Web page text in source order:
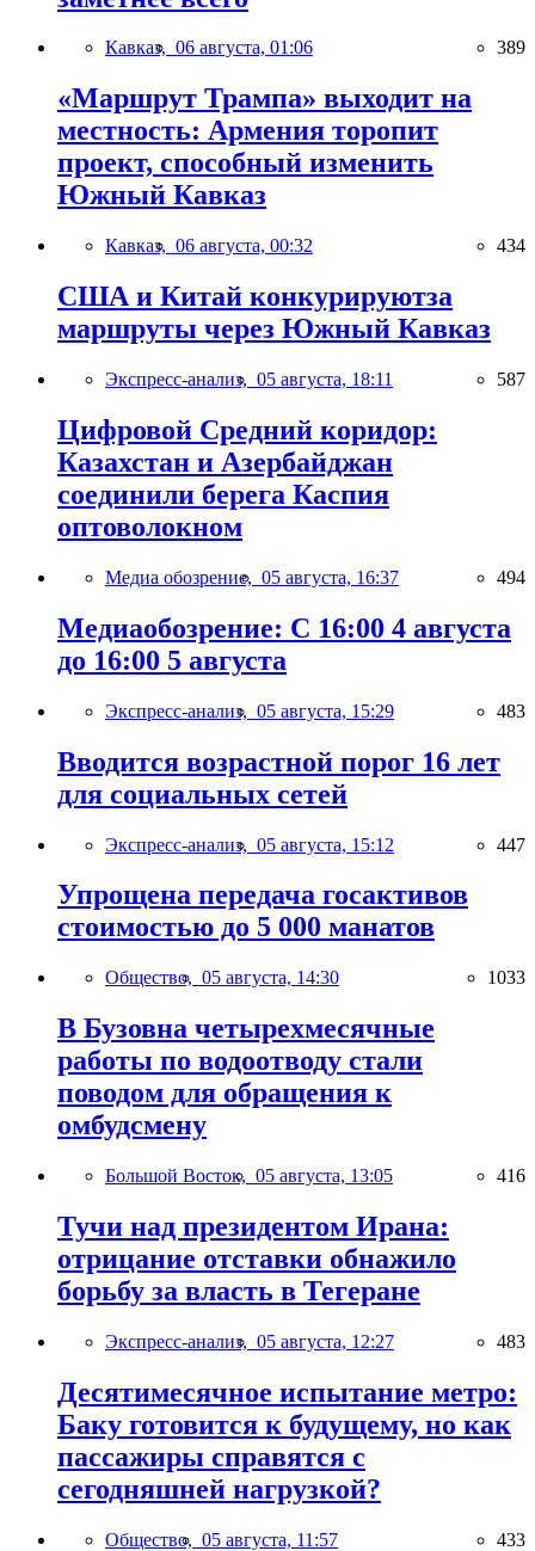
Кавказ, 06 августа, 01:06 389
«Маршрут Трампа» выходит на
местность: Армения торопит
проект, способный изменить
Южный Кавказ
Кавказ, 06 августа, 00:32 434
США и Китай конкурируютза
маршруты через Южный Кавказ
Экспресс-анализ, 05 августа, 18:11 587
Цифровой Средний коридор:
Казахстан и Азербайджан
соединили берега Каспия
оптоволокном
Медиа обозрение, 05 августа, 16:37 494
Медиаобозрение: С 16:00 4 августа
до 16:00 5 августа
Экспресс-анализ, 05 августа, 15:29 483
Вводится возрастной порог 16 лет
для социальных сетей
Экспресс-анализ, 05 августа, 15:12 447
Упрощена передача госактивов
стоимостью до 5 000 манатов
Общество, 05 августа, 14:30 1033
В Бузовна четырехмесячные
работы по водоотводу стали
поводом для обращения к
омбудсмену
Большой Восток, 05 августа, 13:05 416
Тучи над президентом Ирана:
отрицание отставки обнажило
борьбу за власть в Тегеране
Экспресс-анализ, 05 августа, 12:27 483
Десятимесячное испытание метро:
Баку готовится к будущему, но как
пассажиры справятся с
сегодняшней нагрузкой?
Общество, 05 августа, 11:57 433